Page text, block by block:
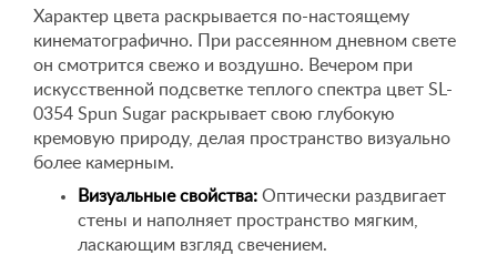
Характер цвета раскрывается по-настоящему
кинематографично. При рассеянном дневном свете
он смотрится свежо и воздушно. Вечером при
искусственной подсветке теплого спектра цвет SL-
0354 Spun Sugar раскрывает свою глубокую
кремовую природу, делая пространство визуально
более камерным.
Визуальные свойства: Оптически раздвигает
стены и наполняет пространство мягким,
ласкающим взгляд свечением.